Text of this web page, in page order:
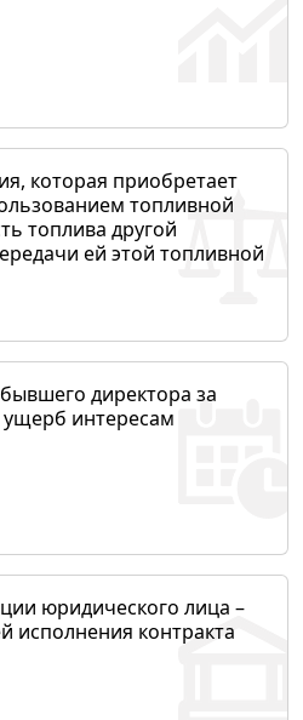
которая приобретает
топливной
топлива другой
ей этой топливной
директора за
интересам
юридического лица –
исполнения контракта